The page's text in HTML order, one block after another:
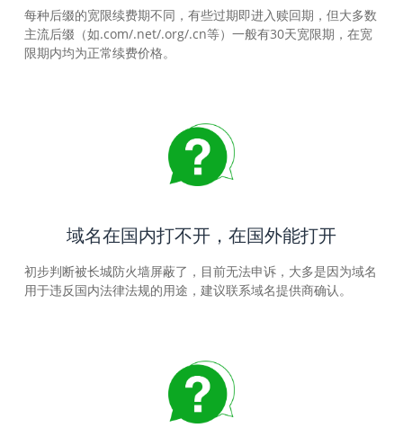
每种后缀的宽限续费期不同，有些过期即进入赎回期，但大多数
主流后缀（如.com/.net/.org/.cn等）一般有30天宽限期，在宽
限期内均为正常续费价格。
域名在国内打不开，在国外能打开
初步判断被长城防火墙屏蔽了，目前无法申诉，大多是因为域名
用于违反国内法律法规的用途，建议联系域名提供商确认。